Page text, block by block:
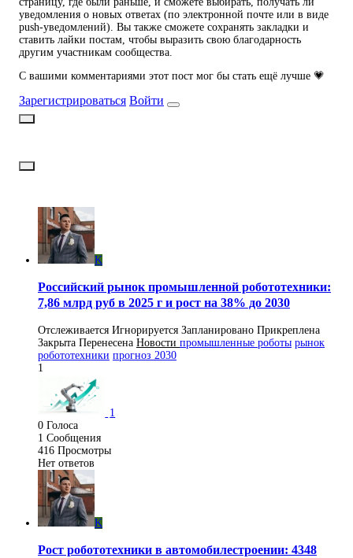
уведомления о новых ответах (по электронной почте или в виде
push-уведомлений). Вы также сможете сохранять закладки и
ставить лайки постам, чтобы выразить свою благодарность
другим участникам сообщества.
С вашими комментариями этот пост мог бы стать ещё лучше 💗
Зарегистрироваться Войти
K
Российский рынок промышленной робототехники:
7,86 млрд руб в 2025 г и рост на 38% до 2030
Отслеживается Игнорируется Запланировано Прикреплена
Закрыта Перенесена Новости промышленные роботы рынок
робототехники прогноз 2030
1
1
0 Голоса
1 Сообщения
416 Просмотры
Нет ответов
K
Рост робототехники в автомобилестроении: 4348